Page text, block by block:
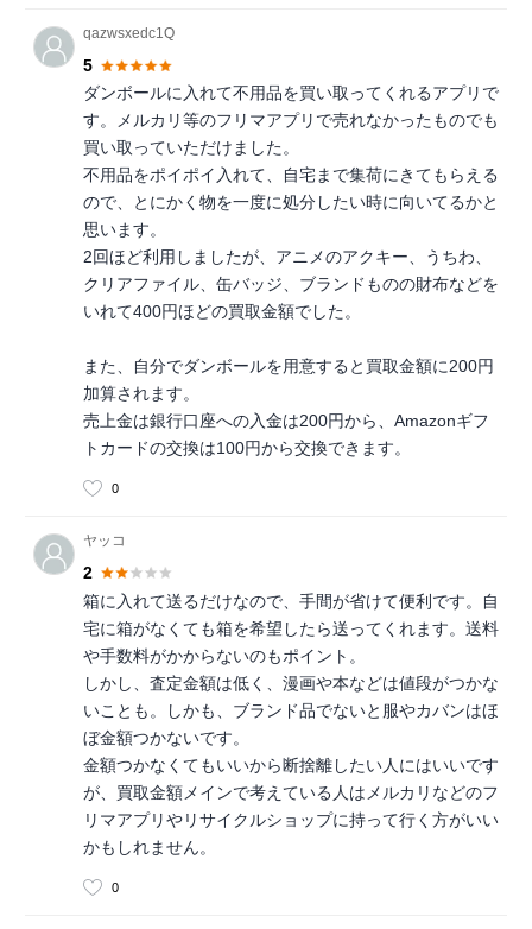
qazwsxedc1Q
5
ダンボールに入れて不用品を買い取ってくれるアプリで
す。メルカリ等のフリマアプリで売れなかったものでも
買い取っていただけました。
不用品をポイポイ入れて、自宅まで集荷にきてもらえる
ので、とにかく物を一度に処分したい時に向いてるかと
思います。
2回ほど利用しましたが、アニメのアクキー、うちわ、
クリアファイル、缶バッジ、ブランドものの財布などを
いれて400円ほどの買取金額でした。
また、自分でダンボールを用意すると買取金額に200円
加算されます。
売上金は銀行口座への入金は200円から、Amazonギフ
トカードの交換は100円から交換できます。
0
ヤッコ
2
箱に入れて送るだけなので、手間が省けて便利です。自
宅に箱がなくても箱を希望したら送ってくれます。送料
や手数料がかからないのもポイント。
しかし、査定金額は低く、漫画や本などは値段がつかな
いことも。しかも、ブランド品でないと服やカバンはほ
ぼ金額つかないです。
金額つかなくてもいいから断捨離したい人にはいいです
が、買取金額メインで考えている人はメルカリなどのフ
リマアプリやリサイクルショップに持って行く方がいい
かもしれません。
0